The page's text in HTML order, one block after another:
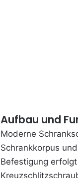
Aufbau und
Moderne
Schrankkorpus
Befestigung